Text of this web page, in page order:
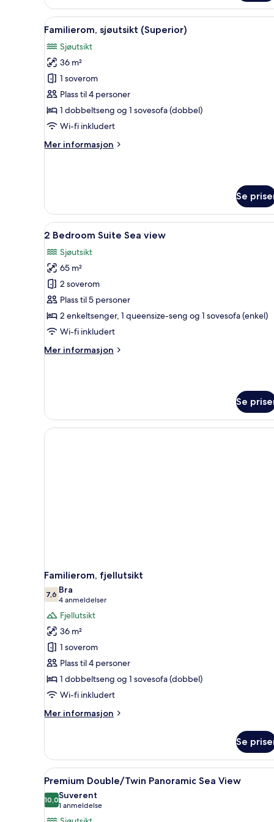
Åpne
alle
bildene
av
Familierom,
sjøutsikt
(Superior)
Familierom, sjøutsikt
2
Familierom, sjøutsikt (Superior)
Sjøutsikt
36 m²
1 soverom
Plass til 4 personer
1 dobbeltseng og 1 sovesofa (dobbel)
Wi-fi inkludert
Mer informasjon
Mer
Se
Åpne
alle
bildene
av
2
Bedroom
Suite
Sea
2 Bedroom Suite Sea view |
7
2 Bedroom Suite Sea view
Sjøutsikt
65 m²
2 soverom
Plass til 5 personer
2 enkeltsenger, 1 queensize-seng og 1 sovesofa (enkel)
Wi-fi inkludert
Mer informasjon
Mer
Sea
view
Se
Familierom, fjellutsikt
7,67,6 av 10
Bra
4 anmeldelser
(4
anmeldelser)
Fjellutsikt
36 m²
1 soverom
Plass til 4 personer
1 dobbeltseng og 1 sovesofa (dobbel)
Wi-fi inkludert
Mer informasjon
Mer
fjellutsikt
Se
Åpne
alle
bildene
av
Premium Double/Twin
7
Premium Double/Twin Panoramic Sea View
10,010,0 av 10
Suverent
1 anmeldelse
(1
anmeldelse)